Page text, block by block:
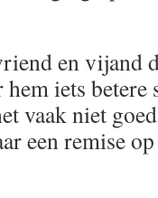
en vijand
iets
vaak niet
een remise